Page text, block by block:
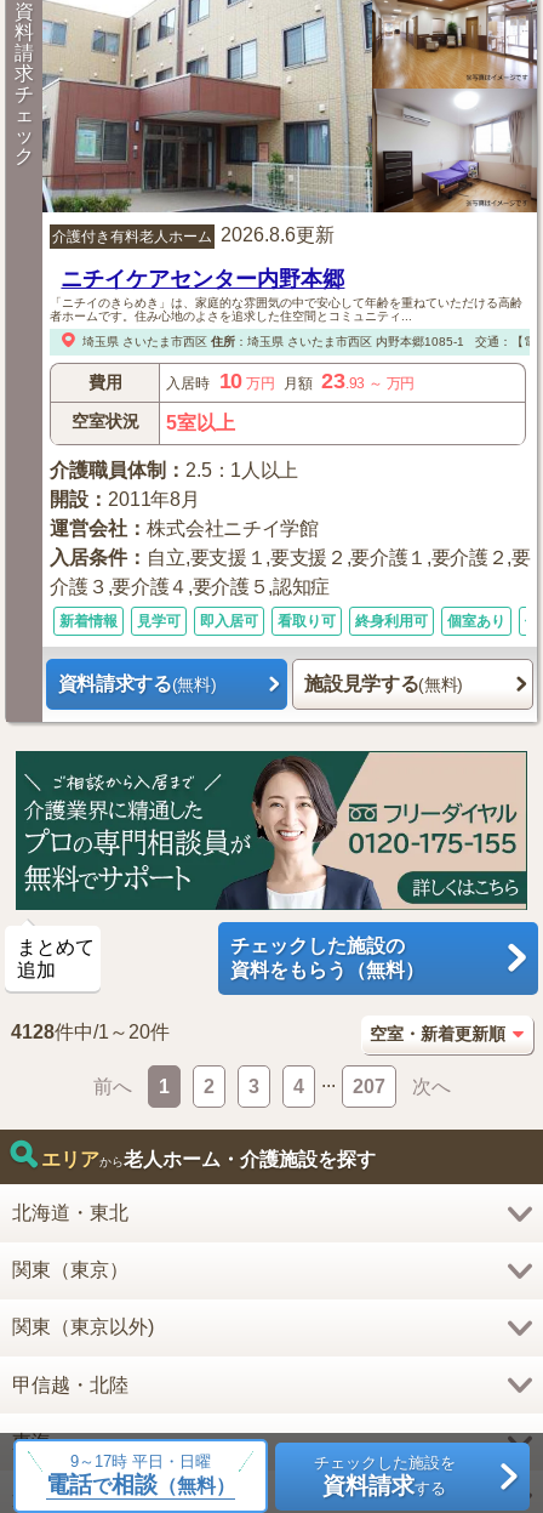
資
料
請
求
チ
ェ
ッ
ク
介護付き有料老人ホーム 2026.8.6更新
ニチイケアセンター内野本郷
「ニチイのきらめき」は、家庭的な雰囲気の中で安心して年齢を重ねていただける高齢
者ホームです。住み心地のよさを追求した住空間とコミュニティ...
埼玉県 さいたま市西区 住所： 埼玉県 さいたま市西区内野本郷1085-1 交通：【電
費用 入居時 10 万円 月額 23.93 ～ 万円
空室状況 5室以上
介護職員体制 ： 2.5：1人以上
開設 ： 2011年8月
運営会社 ：株式会社ニチイ学館
入居条件： 自立,要支援１,要支援２,要介護１,要介護２,要
介護３,要介護４,要介護５,認知症
新着情報 見学可 即入居可 看取り可 終身利用可 個室あり 体
資料請求する(無料) 施設見学する(無料)
まとめて
追加
チェックした施設の
資料をもらう（無料）
9～17時 平日・日曜
電話で相談（無料）
チェックした施設を
資料請求する
4128件中/1～20件
前へ 1 2 3 4 ... 207 次へ
エリアから老人ホーム・介護施設を探す
北海道・東北
関東（東京）
関東（東京以外)
甲信越・北陸
東海
近畿